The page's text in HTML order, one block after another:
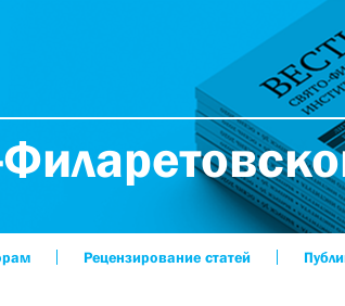
Рецензирование статей